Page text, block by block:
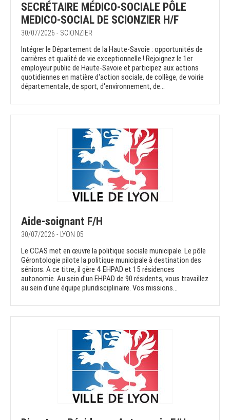
SECRÉTAIRE MÉDICO-SOCIALE PÔLE
MEDICO-SOCIAL DE SCIONZIER H/F
30/07/2026 - SCIONZIER
Intégrer le Département de la Haute-Savoie : opportunités de
carrières et qualité de vie exceptionnelle ! Rejoignez le 1er
employeur public de Haute-Savoie et participez aux actions
quotidiennes en matière d'action sociale, de collège, de voirie
départementale, de sport, d'environnement, de...
Aide-soignant F/H
30/07/2026 - LYON 05
Le CCAS met en œuvre la politique sociale municipale. Le pôle
Gérontologie pilote la politique municipale à destination des
séniors. A ce titre, il gère 4 EHPAD et 15 résidences
autonomie. Au sein d'un EHPAD de 90 résidents, vous travaillez
au sein d'une équipe pluridisciplinaire. Vos missions...